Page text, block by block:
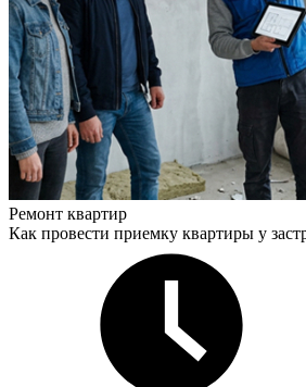
Ремонт квартир
Как провести приемку квартиры у